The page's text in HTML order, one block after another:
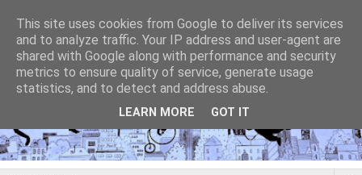
This site uses cookies from Google to deliver its services
and to analyze traffic. Your IP address and user-agent are
shared with Google along with performance and security
metrics to ensure quality of service, generate usage
statistics, and to detect and address abuse.
LEARN MORE GOT IT